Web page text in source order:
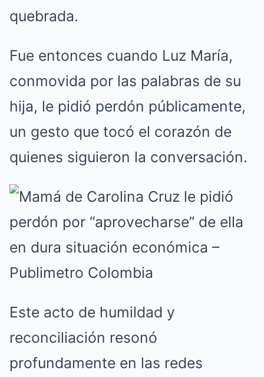
quebrada.
Fue entonces cuando Luz María,
conmovida por las palabras de su
hija, le pidió perdón públicamente,
un gesto que tocó el corazón de
quienes siguieron la conversación.
Este acto de humildad y
reconciliación resonó
profundamente en las redes